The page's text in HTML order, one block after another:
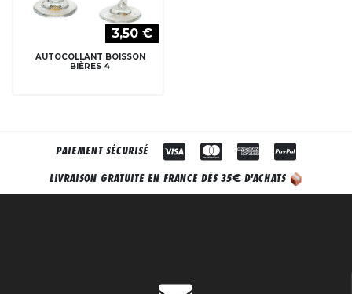
3,50 €
AUTOCOLLANT BOISSON
BIÈRES 4
PAIEMENT SÉCURISÉ
LIVRAISON GRATUITE EN FRANCE DÈS 35€ D'ACHATS